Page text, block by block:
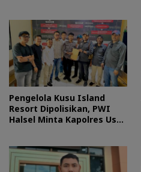
Pengelola Kusu Island
Resort Dipolisikan, PWI
Halsel Minta Kapolres Usut